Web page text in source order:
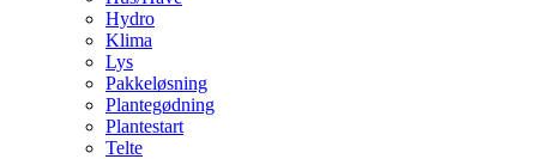
Hydro
Klima
Lys
Pakkeløsning
Plantegødning
Plantestart
Telte